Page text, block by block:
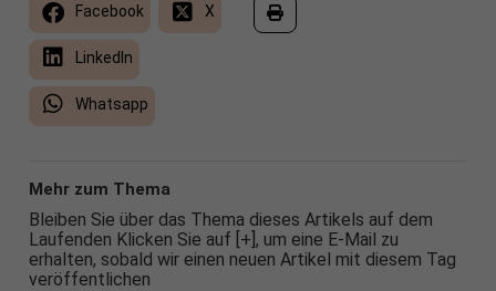
Facebook X
LinkedIn
Whatsapp
Mehr zum Thema
Bleiben Sie über das Thema dieses Artikels auf dem
Laufenden Klicken Sie auf [+], um eine E-Mail zu
erhalten, sobald wir einen neuen Artikel mit diesem Tag
veröffentlichen